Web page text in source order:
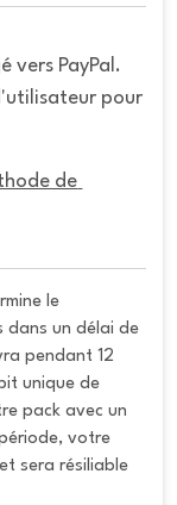
vers PayPal.
pour
de
dans un délai de
pendant 12
unique de
pack avec un
votre
sera résiliable